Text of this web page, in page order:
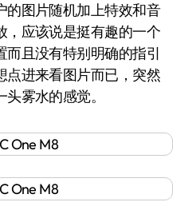
的图片随机加上特效和音
，应该说是挺有趣的一个
且没有特别明确的指引
点进来看图片而已，突然
雾水的感觉。